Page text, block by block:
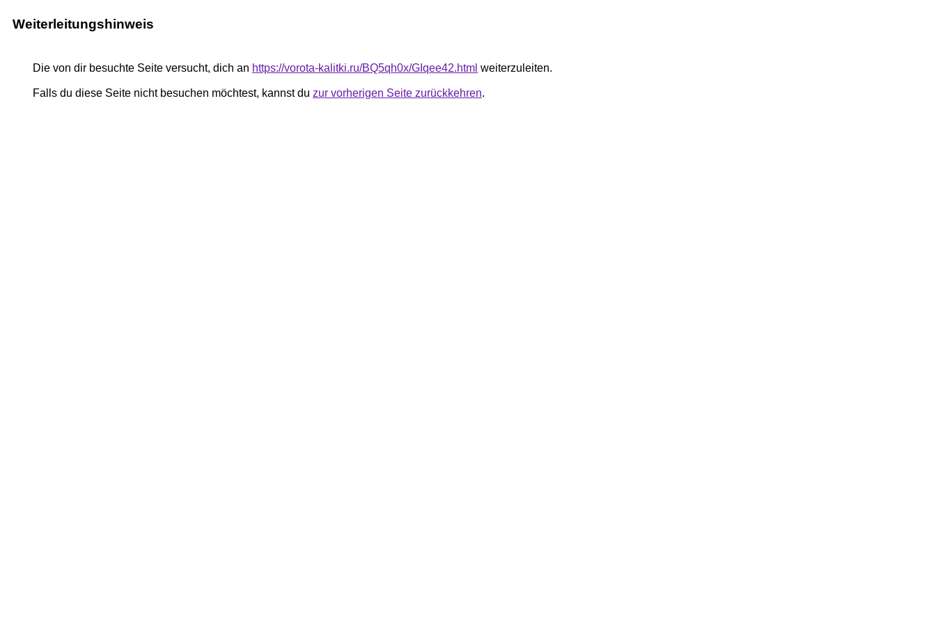
Weiterleitungshinweis
Die von dir besuchte Seite versucht, dich an https://vorota-kalitki.ru/BQ5qh0x/GIqee42.html weiterzuleiten.
Falls du diese Seite nicht besuchen möchtest, kannst du zur vorherigen Seite zurückkehren.